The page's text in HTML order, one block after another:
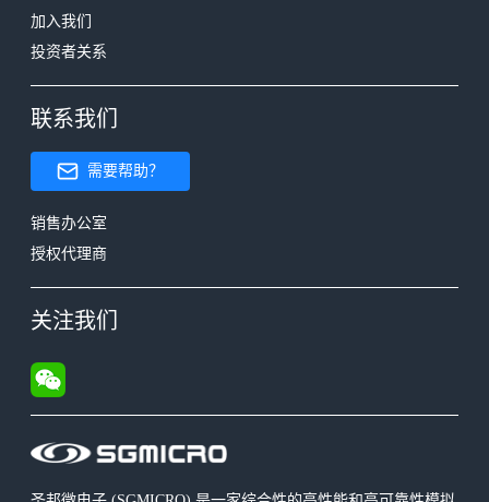
加入我们
投资者关系
联系我们
需要帮助？
销售办公室
授权代理商
关注我们